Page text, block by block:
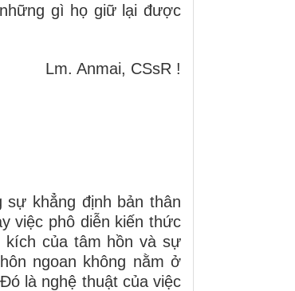
gì họ giữ lại được
Lm. Anmai, CSsR !
khẳng định bản thân
việc phô diễn kiến thức
kích của tâm hồn và sự
ngoan không nằm ở
là nghệ thuật của việc